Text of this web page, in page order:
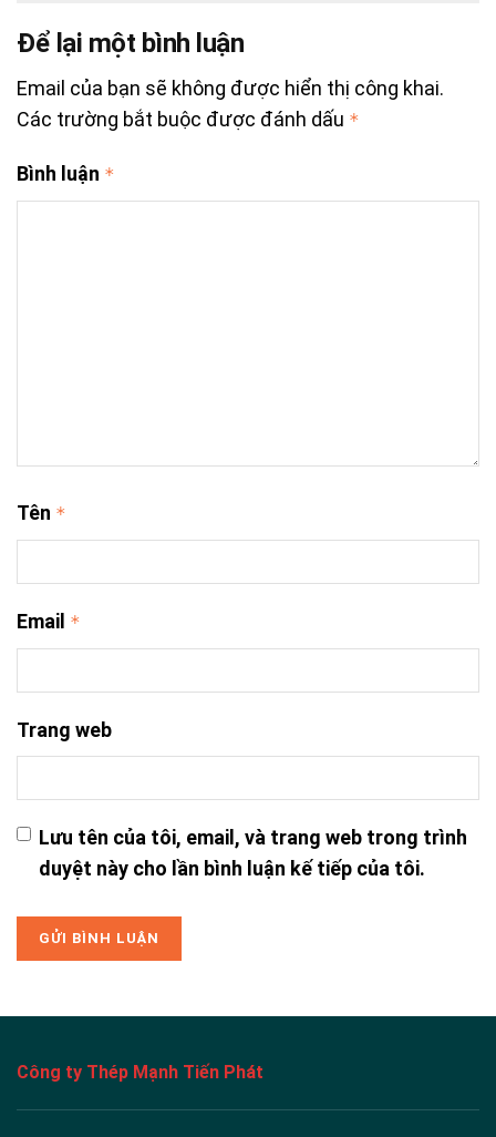
Để lại một bình luận
Email của bạn sẽ không được hiển thị công khai.
Các trường bắt buộc được đánh dấu *
Bình luận *
Tên *
Email *
Trang web
Lưu tên của tôi, email, và trang web trong trình
duyệt này cho lần bình luận kế tiếp của tôi.
Công ty Thép Mạnh Tiến Phát